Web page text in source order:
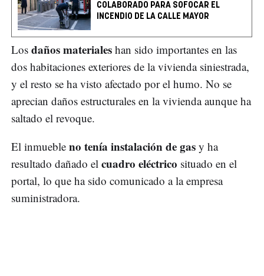
COLABORADO PARA SOFOCAR EL
INCENDIO DE LA CALLE MAYOR
Los daños materiales han sido importantes en las
dos habitaciones exteriores de la vivienda siniestrada,
y el resto se ha visto afectado por el humo. No se
aprecian daños estructurales en la vivienda aunque ha
saltado el revoque.
El inmueble no tenía instalación de gas y ha
resultado dañado el cuadro eléctrico situado en el
portal, lo que ha sido comunicado a la empresa
suministradora.